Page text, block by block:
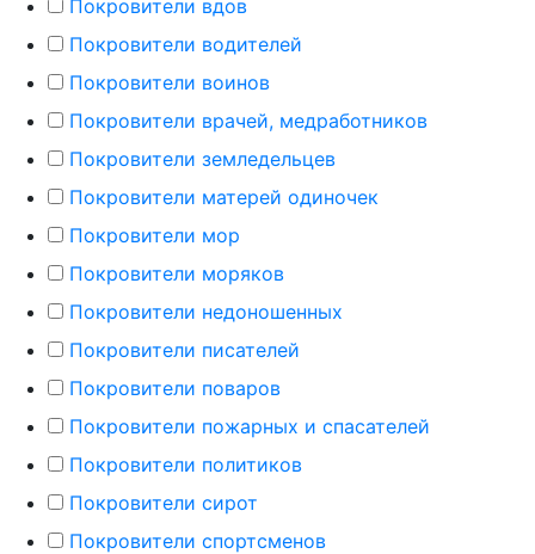
Покровители вдов
Покровители водителей
Покровители воинов
Покровители врачей, медработников
Покровители земледельцев
Покровители матерей одиночек
Покровители мор
Покровители моряков
Покровители недоношенных
Покровители писателей
Покровители поваров
Покровители пожарных и спасателей
Покровители политиков
Покровители сирот
Покровители спортсменов